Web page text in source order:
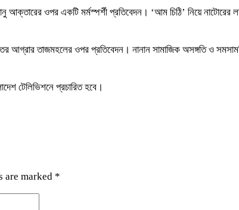
বানু আক্তারের ওপর একটি মর্মস্পর্শী প্রতিবেদন। ‘আম চিঠি’ নিয়ে
তাজমহলের ওপর প্রতিবেদন। নানান সামাজিক অসঙ্গতি ও
টেলিভিশনে প্রচারিত হবে।
are marked *